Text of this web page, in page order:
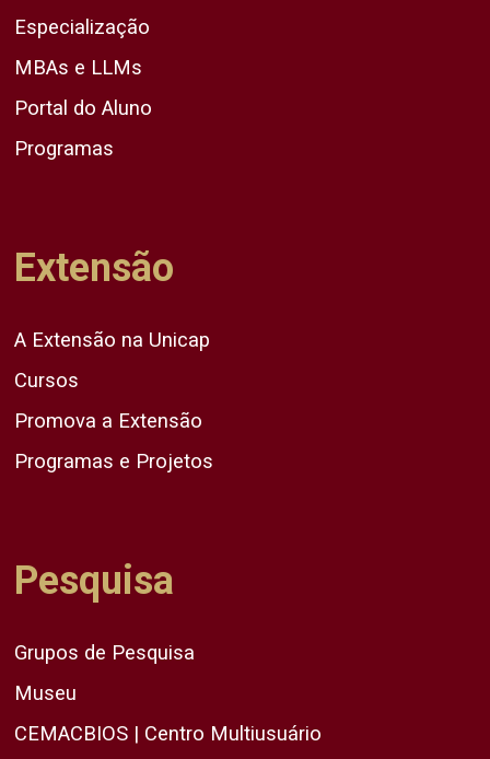
Especialização
MBAs e LLMs
Portal do Aluno
Programas
Extensão
A Extensão na Unicap
Cursos
Promova a Extensão
Programas e Projetos
Pesquisa
Grupos de Pesquisa
Museu
CEMACBIOS | Centro Multiusuário